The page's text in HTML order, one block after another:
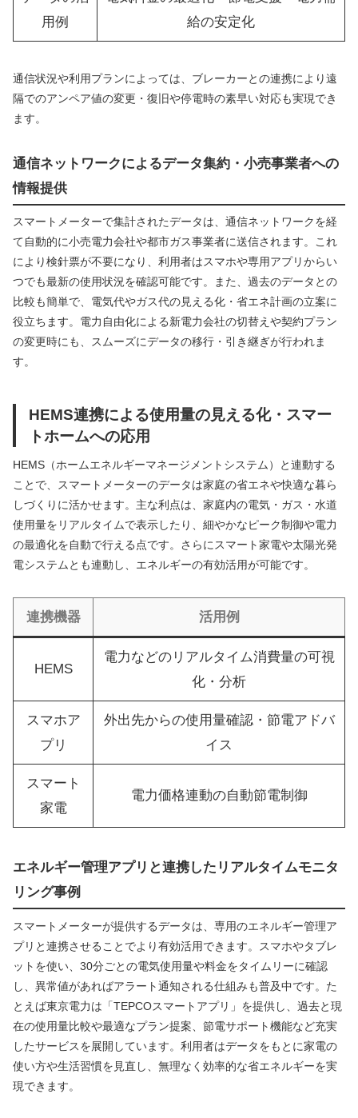
用例
給の安定化
通信状況や利用プランによっては、ブレーカーとの連携により遠
隔でのアンペア値の変更・復旧や停電時の素早い対応も実現でき
ます。
通信ネットワークによるデータ集約・小売事業者への
情報提供
スマートメーターで集計されたデータは、通信ネットワークを経
て自動的に小売電力会社や都市ガス事業者に送信されます。これ
により検針票が不要になり、利用者はスマホや専用アプリからい
つでも最新の使用状況を確認可能です。また、過去のデータとの
比較も簡単で、電気代やガス代の見える化・省エネ計画の立案に
役立ちます。電力自由化による新電力会社の切替えや契約プラン
の変更時にも、スムーズにデータの移行・引き継ぎが行われま
す。
HEMS連携による使用量の見える化・スマー
トホームへの応用
HEMS（ホームエネルギーマネージメントシステム）と連動する
ことで、スマートメーターのデータは家庭の省エネや快適な暮ら
しづくりに活かせます。主な利点は、家庭内の電気・ガス・水道
使用量をリアルタイムで表示したり、細やかなピーク制御や電力
の最適化を自動で行える点です。さらにスマート家電や太陽光発
電システムとも連動し、エネルギーの有効活用が可能です。
連携機器 活用例
HEMS
電力などのリアルタイム消費量の可視
化・分析
スマホア
プリ
外出先からの使用量確認・節電アドバ
イス
スマート
家電
電力価格連動の自動節電制御
エネルギー管理アプリと連携したリアルタイムモニタ
リング事例
スマートメーターが提供するデータは、専用のエネルギー管理ア
プリと連携させることでより有効活用できます。スマホやタブレ
ットを使い、30分ごとの電気使用量や料金をタイムリーに確認
し、異常値があればアラート通知される仕組みも普及中です。た
とえば東京電力は「TEPCOスマートアプリ」を提供し、過去と現
在の使用量比較や最適なプラン提案、節電サポート機能など充実
したサービスを展開しています。利用者はデータをもとに家電の
使い方や生活習慣を見直し、無理なく効率的な省エネルギーを実
現できます。